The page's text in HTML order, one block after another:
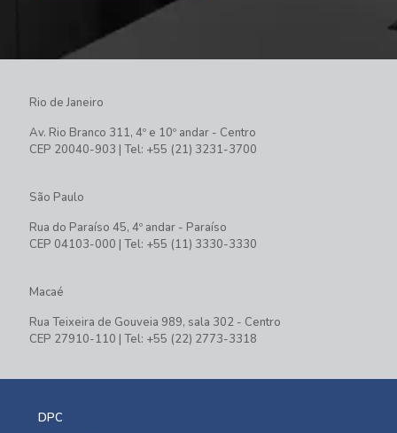
Rio de Janeiro
Av. Rio Branco 311, 4º e 10º andar - Centro
CEP 20040-903 | Tel: +55 (21) 3231-3700
São Paulo
Rua do Paraíso 45, 4º andar - Paraíso
CEP 04103-000 | Tel: +55 (11) 3330-3330
Macaé
Rua Teixeira de Gouveia 989, sala 302 - Centro
CEP 27910-110 | Tel: +55 (22) 2773-3318
DPC